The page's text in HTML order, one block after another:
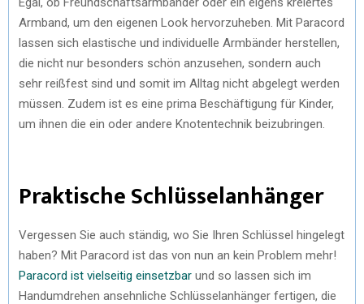
Armband, um den eigenen Look hervorzuheben. Mit Paracord
lassen sich elastische und individuelle Armbänder herstellen,
die nicht nur besonders schön anzusehen, sondern auch
sehr reißfest sind und somit im Alltag nicht abgelegt werden
müssen. Zudem ist es eine prima Beschäftigung für Kinder,
um ihnen die ein oder andere Knotentechnik beizubringen.
Praktische Schlüsselanhänger
Vergessen Sie auch ständig, wo Sie Ihren Schlüssel hingelegt
haben? Mit Paracord ist das von nun an kein Problem mehr!
Paracord ist vielseitig einsetzbar und so lassen sich im
Handumdrehen ansehnliche Schlüsselanhänger fertigen, die